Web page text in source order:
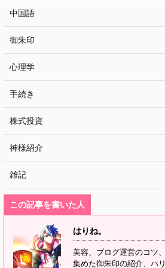
中国語
御朱印
心理学
手続き
株式投資
神様紹介
雑記
この記事を書いた人
はりね。
美容、ブログ運営のコツ、
集めた御朱印の紹介、ハリ